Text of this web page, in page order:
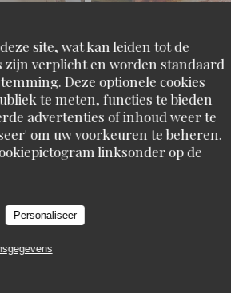
site, wat kan leiden tot de
zijn verplicht en worden standaard
Deze optionele cookies
te meten, functies te bieden
advertenties of inhoud weer te
om uw voorkeuren te beheren.
linksonder op de
Personaliseer